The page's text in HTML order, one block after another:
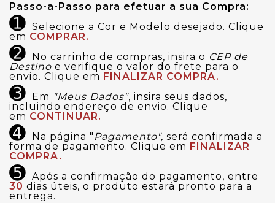
Passo-a-Passo para efetuar a sua Compra:
➊ Selecione a Cor e Modelo desejado. Clique
em COMPRAR.
➋ No carrinho de compras, insira o CEP de
Destino e verifique o valor do frete para o
envio. Clique em FINALIZAR COMPRA.
➌ Em "Meus Dados", insira seus dados,
incluindo endereço de envio. Clique
em CONTINUAR.
➍ Na página " Pagamento", será confirmada a
forma de pagamento. Clique em FINALIZAR
COMPRA.
➎ Após a confirmação do pagamento, entre
30 dias úteis, o produto estará pronto para a
entrega.